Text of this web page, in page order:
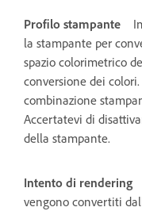
Profilo stampante
la stampante per
spazio colorimetrico
conversione dei
combinazione
Accertatevi di
della stampante.
Intento di rendering
vengono convertiti